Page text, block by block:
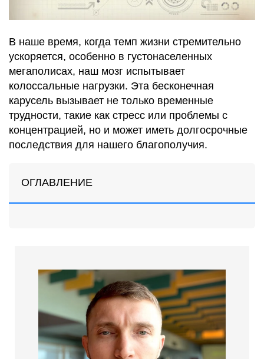
В наше время, когда темп жизни стремительно
ускоряется, особенно в густонаселенных
мегаполисах, наш мозг испытывает
колоссальные нагрузки. Эта бесконечная
карусель вызывает не только временные
трудности, такие как стресс или проблемы с
концентрацией, но и может иметь долгосрочные
последствия для нашего благополучия.
ОГЛАВЛЕНИЕ